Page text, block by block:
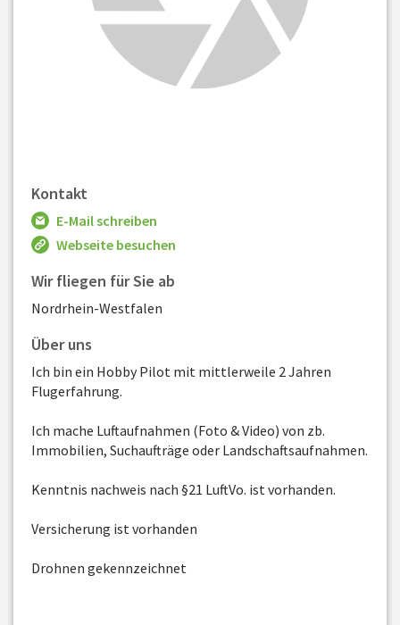
Kontakt
E-Mail schreiben
Webseite besuchen
Wir fliegen für Sie ab
Nordrhein-Westfalen
Über uns
Ich bin ein Hobby Pilot mit mittlerweile 2 Jahren
Flugerfahrung.
Ich mache Luftaufnahmen (Foto & Video) von zb.
Immobilien, Suchaufträge oder Landschaftsaufnahmen.
Kenntnis nachweis nach §21 LuftVo. ist vorhanden.
Versicherung ist vorhanden
Drohnen gekennzeichnet